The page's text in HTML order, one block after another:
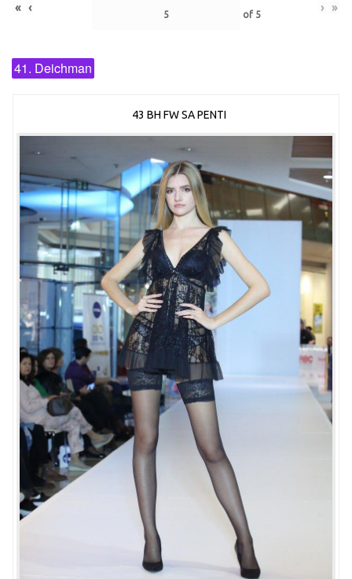
« ‹ of 5 › »
41. Deichman
43 BH FW SA PENTI